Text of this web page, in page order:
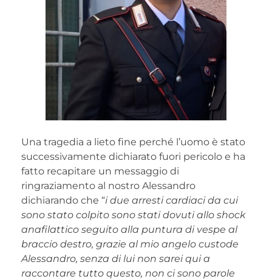
Una tragedia a lieto fine perché l’uomo è stato
successivamente dichiarato fuori pericolo e ha
fatto recapitare un messaggio di
ringraziamento al nostro Alessandro
dichiarando che “i due arresti cardiaci da cui
sono stato colpito sono stati dovuti allo shock
anafilattico seguito alla puntura di vespe al
braccio destro, grazie al mio angelo custode
Alessandro, senza di lui non sarei qui a
raccontare tutto questo, non ci sono parole